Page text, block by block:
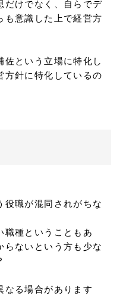
だけでなく、自らでデ
も意識した上で経営方
佐という立場に特化し
方針に特化しているの
職が混同されがちな
職種ということもあ
らないという方も少な
なる場合があります